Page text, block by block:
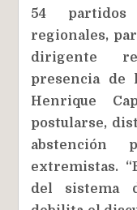
54
regionales,
dirigente
presencia de
Henrique
postularse,
abstención
extremistas.
del sistema